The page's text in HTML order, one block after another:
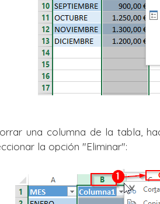
una columna de la tabla,
la opción "Eliminar":